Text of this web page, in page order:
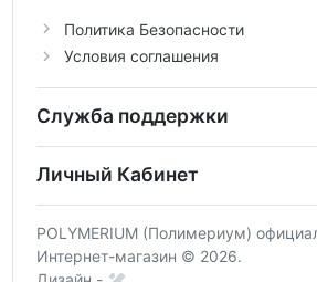
Политика Безопасности
Условия соглашения
Служба поддержки
Личный Кабинет
POLYMERIUM (Полимериум)
Интернет-магазин © 2026.